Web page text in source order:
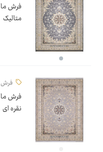
متالیک
فرش 700 شانه کاشان
نقره ای